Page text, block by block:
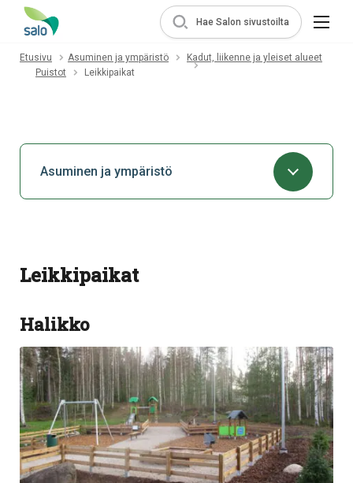
Hae Salon sivustoilta
Etusivu Asuminen ja ympäristö
Kadut, liikenne ja yleiset alueet
Puistot
Leikkipaikat
Asuminen ja ympäristö
Leikkipaikat
Halikko